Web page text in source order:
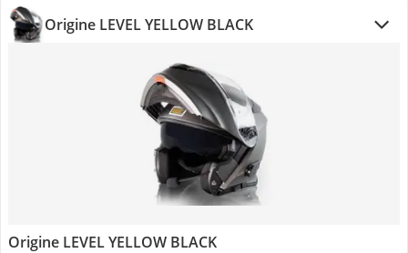
Origine LEVEL YELLOW BLACK
Origine LEVEL YELLOW BLACK